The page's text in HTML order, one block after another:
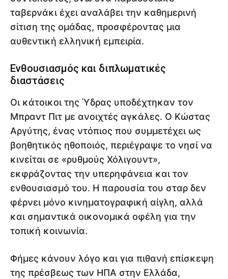
ταβερνάκι έχει αναλάβει την καθημερινή
σίτιση της ομάδας, προσφέροντας μια
αυθεντική ελληνική εμπειρία.
Ενθουσιασμός και διπλωματικές
διαστάσεις
Οι κάτοικοι της Ύδρας υποδέχτηκαν τον
Μπραντ Πιτ με ανοιχτές αγκάλες. Ο Κώστας
Αργύτης, ένας ντόπιος που συμμετέχει ως
βοηθητικός ηθοποιός, περιέγραψε το νησί να
κινείται σε «ρυθμούς Χόλιγουντ»,
εκφράζοντας την υπερηφάνεια και τον
ενθουσιασμό του. Η παρουσία του σταρ δεν
φέρνει μόνο κινηματογραφική αίγλη, αλλά
και σημαντικά οικονομικά οφέλη για την
τοπική κοινωνία.
Φήμες κάνουν λόγο και για πιθανή επίσκεψη
της πρέσβεως των ΗΠΑ στην Ελλάδα,